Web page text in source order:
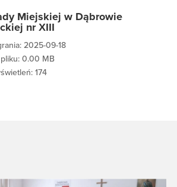
Miejskiej w Dąbrowie
nr XIII
2025-09-18
0.00 MB
174